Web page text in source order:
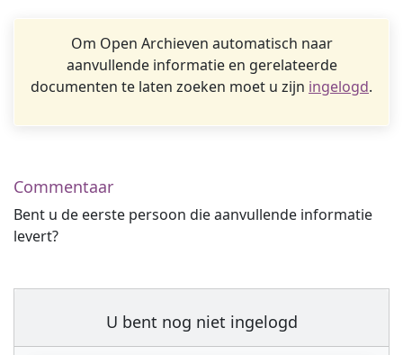
Om Open Archieven automatisch naar
aanvullende informatie en gerelateerde
documenten te laten zoeken moet u zijn ingelogd.
Commentaar
Bent u de eerste persoon die aanvullende informatie
levert?
U bent nog niet ingelogd